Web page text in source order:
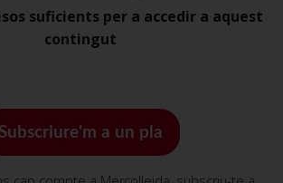
suficients per a accedir a aquest
contingut
Subscriure'm a un pla